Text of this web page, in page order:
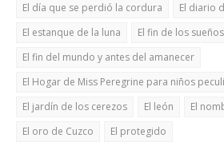
El día que se perdió la cordura
El diario
El estanque de la luna
El fin de los sueños
El fin del mundo y antes del amanecer
El Hogar de Miss Peregrine para niños
El jardín de los cerezos
El león
El
El oro de Cuzco
El protegido